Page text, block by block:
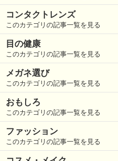
コンタクトレンズ
このカテゴリの記事一覧を見る
目の健康
このカテゴリの記事一覧を見る
メガネ選び
このカテゴリの記事一覧を見る
おもしろ
このカテゴリの記事一覧を見る
ファッション
このカテゴリの記事一覧を見る